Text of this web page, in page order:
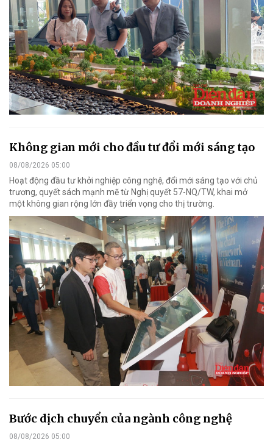
Không gian mới cho đầu tư đổi mới sáng tạo
08/08/2026 05:00
Hoạt động đầu tư khởi nghiệp công nghệ, đổi mới sáng tạo với chủ
trương, quyết sách mạnh mẽ từ Nghị quyết 57-NQ/TW, khai mở
một không gian rộng lớn đầy triển vọng cho thị trường.
Bước dịch chuyển của ngành công nghệ
08/08/2026 05:00